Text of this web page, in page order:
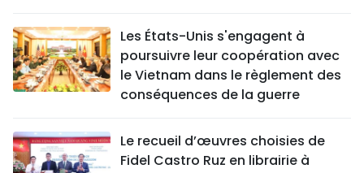
Les États-Unis s'engagent à
poursuivre leur coopération avec
le Vietnam dans le règlement des
conséquences de la guerre
Le recueil d’œuvres choisies de
Fidel Castro Ruz en librairie à